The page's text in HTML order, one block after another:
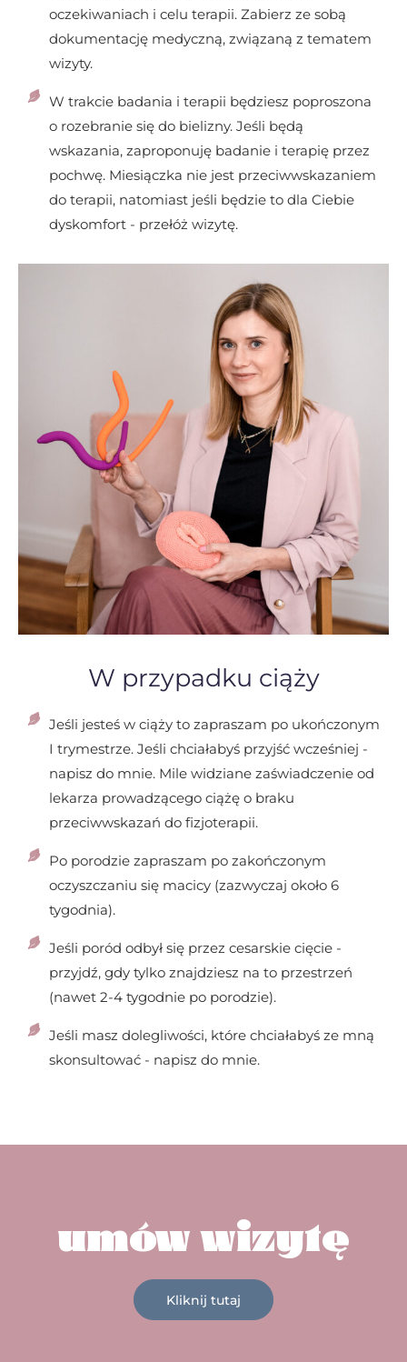
oczekiwaniach i celu terapii. Zabierz ze sobą
dokumentację medyczną, związaną z tematem
wizyty.
W trakcie badania i terapii będziesz poproszona
o rozebranie się do bielizny. Jeśli będą
wskazania, zaproponuję badanie i terapię przez
pochwę. Miesiączka nie jest przeciwwskazaniem
do terapii, natomiast jeśli będzie to dla Ciebie
dyskomfort - przełóż wizytę.
W przypadku ciąży
Jeśli jesteś w ciąży to zapraszam po ukończonym
I trymestrze. Jeśli chciałabyś przyjść wcześniej -
napisz do mnie. Mile widziane zaświadczenie od
lekarza prowadzącego ciążę o braku
przeciwwskazań do fizjoterapii.
Po porodzie zapraszam po zakończonym
oczyszczaniu się macicy (zazwyczaj około 6
tygodnia).
Jeśli poród odbył się przez cesarskie cięcie -
przyjdź, gdy tylko znajdziesz na to przestrzeń
(nawet 2-4 tygodnie po porodzie).
Jeśli masz dolegliwości, które chciałabyś ze mną
skonsultować - napisz do mnie.
umów wizytę
Kliknij tutaj